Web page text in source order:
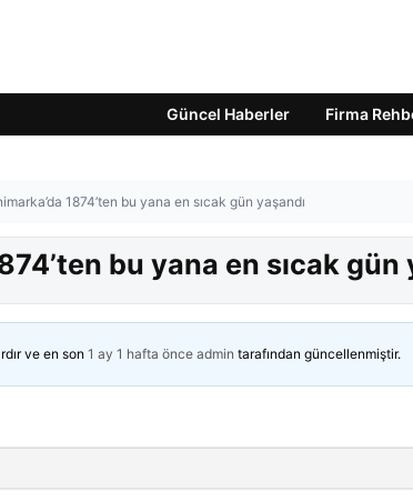
Güncel Haberler Firma
1874’ten bu yana en sıcak gün yaşandı
bu yana en sıcak gün
ve en son 1 ay 1 hafta önce admin tarafından güncellenmiştir.